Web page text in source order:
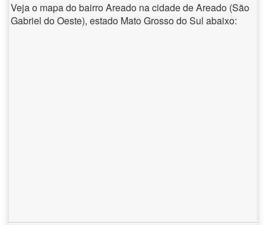
Veja o mapa do bairro Areado na cidade de Areado (São
Gabriel do Oeste), estado Mato Grosso do Sul abaixo: